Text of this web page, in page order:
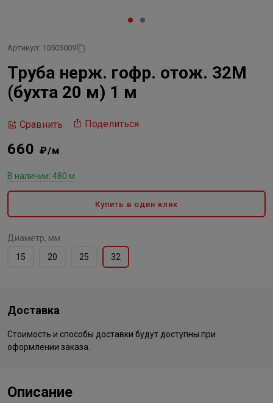
Артикул: 10503009
Труба нерж. гофр. отож. 32М
(бухта 20 м) 1 м
Сравнить Поделиться
660 ₽/м
В наличии: 480 м
Купить в один клик
Диаметр, мм
15
20 25 32
Доставка
Стоимость и способы доставки будут доступны при
оформлении заказа.
Описание